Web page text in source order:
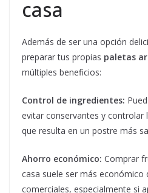
casa
Además de ser una opción
preparar tus propias paletas
múltiples beneficios:
Control de ingredientes:
evitar conservantes y controlar
que resulta en un postre más
Ahorro económico: Comprar
casa suele ser más económico
comerciales, especialmente si